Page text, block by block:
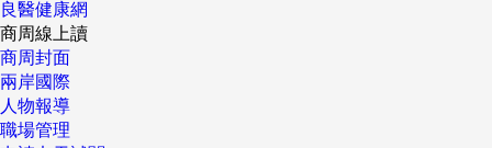
良醫健康網
商周線上讀
商周封面
兩岸國際
人物報導
職場管理